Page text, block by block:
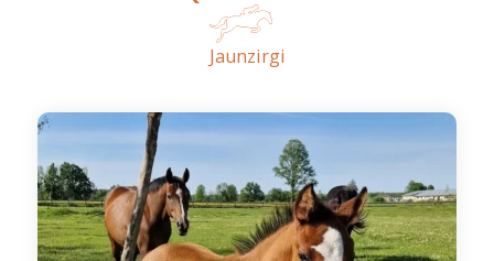
Jaunzirgi